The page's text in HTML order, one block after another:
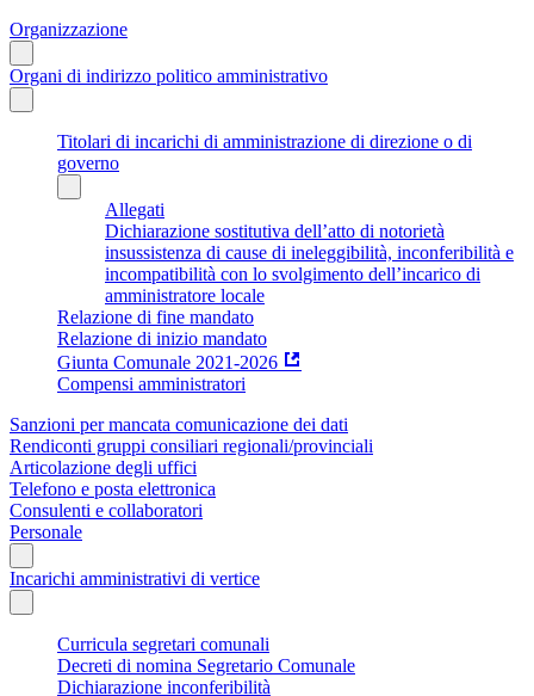
Organizzazione
Organi di indirizzo politico amministrativo
Titolari di incarichi di amministrazione di direzione o di
governo
Allegati
Dichiarazione sostitutiva dell’atto di notorietà
insussistenza di cause di ineleggibilità, inconferibilità e
incompatibilità con lo svolgimento dell’incarico di
amministratore locale
Relazione di fine mandato
Relazione di inizio mandato
Giunta Comunale 2021-2026
Compensi amministratori
Sanzioni per mancata comunicazione dei dati
Rendiconti gruppi consiliari regionali/provinciali
Articolazione degli uffici
Telefono e posta elettronica
Consulenti e collaboratori
Personale
Incarichi amministrativi di vertice
Curricula segretari comunali
Decreti di nomina Segretario Comunale
Dichiarazione inconferibilità